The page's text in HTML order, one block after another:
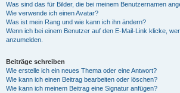
Was sind das für Bilder, die bei meinem Benutzernamen
Wie verwende ich einen Avatar?
Was ist mein Rang und wie kann ich ihn ändern?
Wenn ich bei einem Benutzer auf den E-Mail-Link klicke,
anzumelden.
Beiträge schreiben
Wie erstelle ich ein neues Thema oder eine Antwort?
Wie kann ich einen Beitrag bearbeiten oder löschen?
Wie kann ich meinem Beitrag eine Signatur anfügen?